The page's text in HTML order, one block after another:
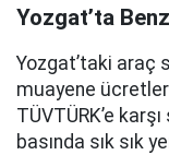
Yozgat’ta
Yozgat’taki araç
muayene
TÜVTÜRK’e
basında sık sık